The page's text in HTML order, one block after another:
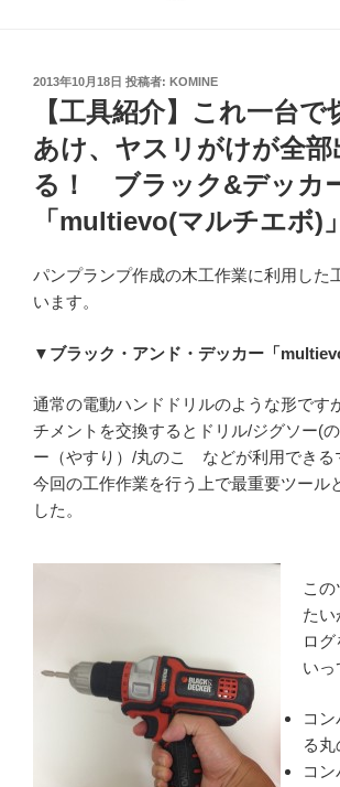
投
2013年10月18日 投稿者: KOMINE
【工具紹介】これ一台で
あけ、ヤスリがけが全部
る！ ブラック&デッカ
「multievo(マルチエボ)」
パンプランプ作成の木工作業に利用した
います。
▼ブラック・アンド・デッカー「
通常の電動ハンドドリルのような形です
チメントを交換するとドリル/ジグソー(
ー（やすり）/丸のこ などが利用できる
今回の工作作業を行う上で最重要ツール
した。
こ
たい
ロ
いっ
コ
る丸
コ